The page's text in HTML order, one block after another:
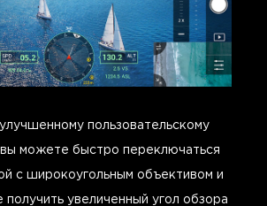
пользовательскому
можете быстро переключаться
с широкоугольным объективом и
получить увеличенный угол обзора